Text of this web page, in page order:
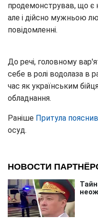
продемонстрував, що є
але і дійсно мужньою
повідомленні.
До речі, головному
себе в ролі водолаза в
час як українським
обладнання.
Раніше Притула пояснив
осуд.